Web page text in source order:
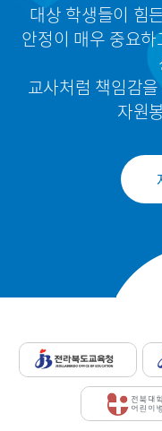
대상 학생들이 힘
안정이 매우 중요
교사처럼 책임감
자원